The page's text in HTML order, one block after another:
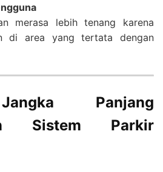
merasa lebih tenang karena
di area yang tertata dengan
Panjang
Sistem Parkir